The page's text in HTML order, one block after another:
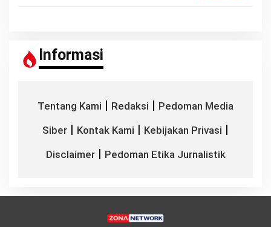
Informasi
Tentang Kami | Redaksi | Pedoman Media
Siber | Kontak Kami | Kebijakan Privasi |
Disclaimer| Pedoman Etika Jurnalistik